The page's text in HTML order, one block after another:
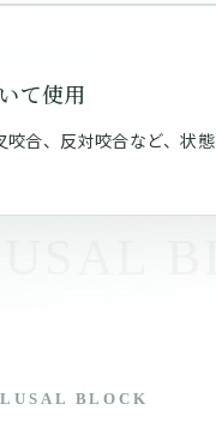
て使用
咬合、反対咬合など、状
BLOCK